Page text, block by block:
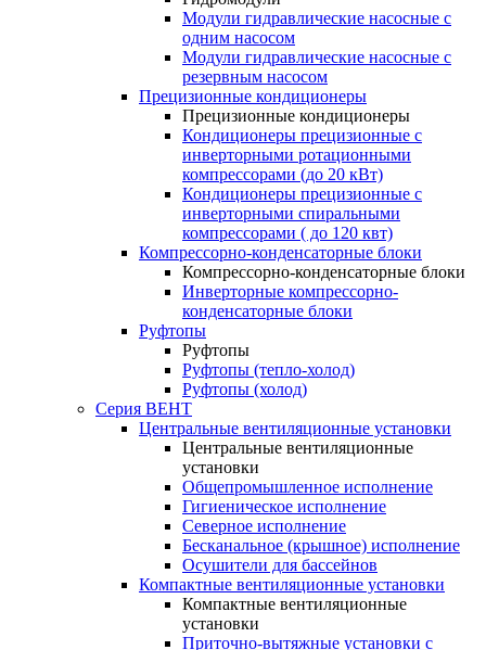
Модули гидравлические насосные с
одним насосом
Модули гидравлические насосные с
резервным насосом
Прецизионные кондиционеры
Прецизионные кондиционеры
Кондиционеры прецизионные c
инверторными ротационными
компрессорами (до 20 кВт)
Кондиционеры прецизионные c
инверторными спиральными
компрессорами ( до 120 квт)
Компрессорно-конденсаторные блоки
Компрессорно-конденсаторные блоки
Инверторные компрессорно-
конденсаторные блоки
Руфтопы
Руфтопы
Руфтопы (тепло-холод)
Руфтопы (холод)
Серия ВЕНТ
Центральные вентиляционные установки
Центральные вентиляционные
установки
Общепромышленное исполнение
Гигиеническое исполнение
Северное исполнение
Бесканальное (крышное) исполнение
Осушители для бассейнов
Компактные вентиляционные установки
Компактные вентиляционные
установки
Приточно-вытяжные установки с